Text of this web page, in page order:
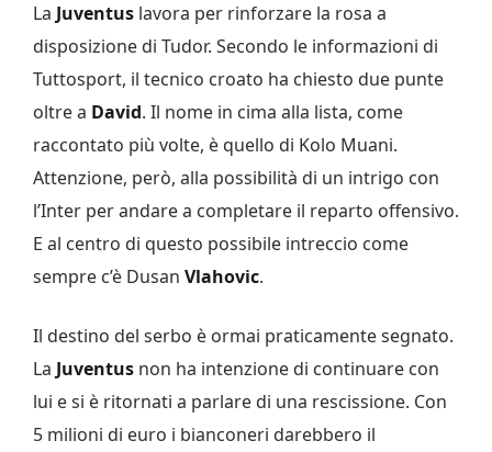
La Juventus lavora per rinforzare la rosa a
disposizione di Tudor. Secondo le informazioni di
Tuttosport, il tecnico croato ha chiesto due punte
oltre a David. Il nome in cima alla lista, come
raccontato più volte, è quello di Kolo Muani.
Attenzione, però, alla possibilità di un intrigo con
l’Inter per andare a completare il reparto offensivo.
E al centro di questo possibile intreccio come
sempre c’è Dusan Vlahovic.
Il destino del serbo è ormai praticamente segnato.
La Juventus non ha intenzione di continuare con
lui e si è ritornati a parlare di una rescissione. Con
5 milioni di euro i bianconeri darebbero il